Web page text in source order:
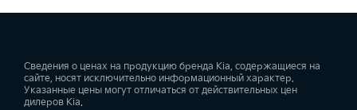
Сведения о ценах на продукцию бренда Kia, содержащиеся на
сайте, носят исключительно информационный характер.
Указанные цены могут отличаться от действительных цен
дилеров Kia.